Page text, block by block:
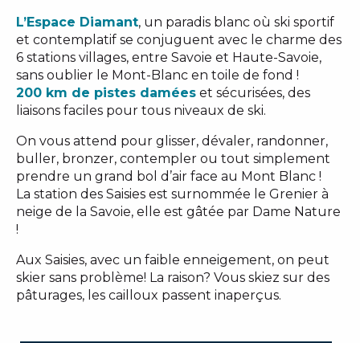
L’Espace Diamant, un paradis blanc où ski sportif
et contemplatif se conjuguent avec le charme des
6 stations villages, entre Savoie et Haute-Savoie,
sans oublier le Mont-Blanc en toile de fond !
200 km de pistes damées et sécurisées, des
liaisons faciles pour tous niveaux de ski.
On vous attend pour glisser, dévaler, randonner,
buller, bronzer, contempler ou tout simplement
prendre un grand bol d’air face au Mont Blanc !
La station des Saisies est surnommée le Grenier à
neige de la Savoie, elle est gâtée par Dame Nature
!
Aux Saisies, avec un faible enneigement, on peut
skier sans problème! La raison? Vous skiez sur des
pâturages, les cailloux passent inaperçus.